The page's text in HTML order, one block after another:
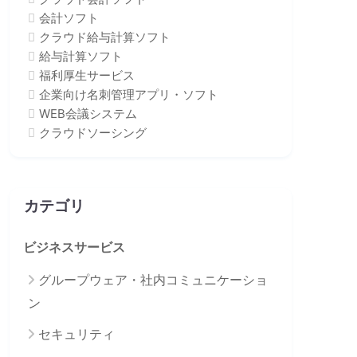
会計ソフト
クラウド給与計算ソフト
給与計算ソフト
福利厚生サービス
企業向け名刺管理アプリ・ソフト
WEB会議システム
クラウドソーシング
カテゴリ
ビジネスサービス
グループウェア・社内コミュニケーショ
ン
セキュリティ